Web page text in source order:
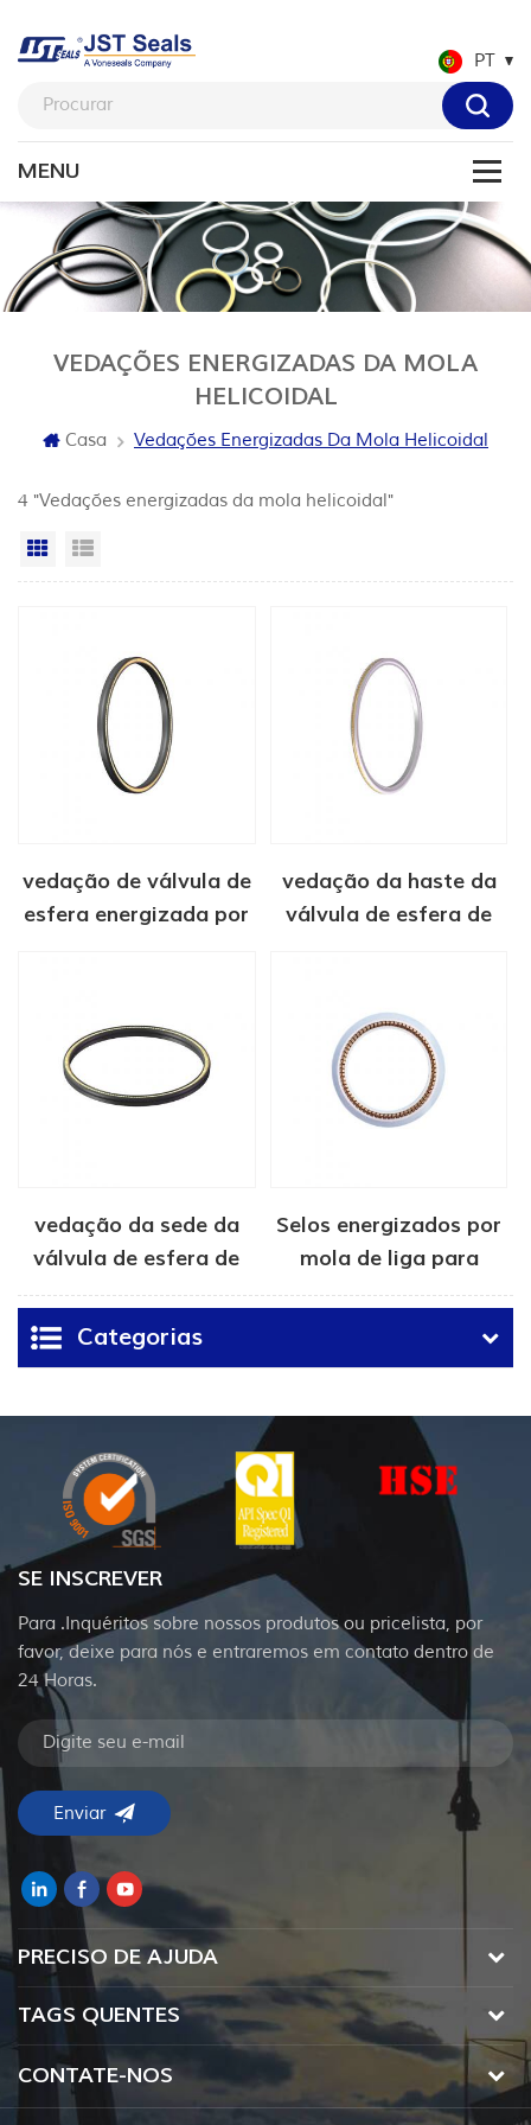
PT
VEDAÇÕES ENERGIZADAS DA MOLA
HELICOIDAL
Casa Vedações Energizadas Da Mola Helicoidal
4 "Vedações energizadas da mola helicoidal"
Vista da grade
vedação de válvula de
esfera energizada por
vedação da haste da
válvula de esfera de
vedação da sede da
válvula de esfera de
alta pressão
Selos energizados por
mola de liga para
dispositivos médicos
Categorias
SE INSCREVER
Para .Inquéritos sobre nossos produtos ou pricelista, por
favor, deixe para nós e entraremos em contato dentro de
24 Horas.
PRECISO DE AJUDA
TAGS QUENTES
CONTATE-NOS